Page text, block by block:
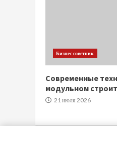
Бизнес советник
Современные
модульном
21 июля 2026